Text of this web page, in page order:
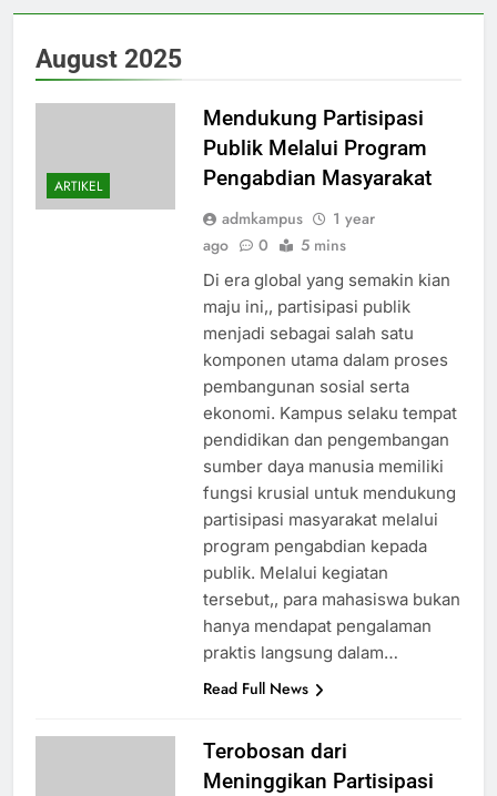
August 2025
ARTIKEL
Mendukung Partisipasi
Publik Melalui Program
Pengabdian Masyarakat
admkampus
1 year
ago
0 5 mins
Di era global yang semakin kian
maju ini,, partisipasi publik
menjadi sebagai salah satu
komponen utama dalam proses
pembangunan sosial serta
ekonomi. Kampus selaku tempat
pendidikan dan pengembangan
sumber daya manusia memiliki
fungsi krusial untuk mendukung
partisipasi masyarakat melalui
program pengabdian kepada
publik. Melalui kegiatan
tersebut,, para mahasiswa bukan
hanya mendapat pengalaman
praktis langsung dalam…
Read Full News
Terobosan dari
Meninggikan Partisipasi